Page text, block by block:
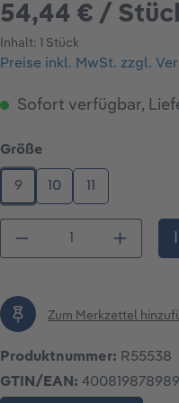
54,44 € /
Inhalt: 1 Stück
Preise inkl. MwSt. zzgl.
Sofort verfügbar,
Größe
9 10
Produkt Anzahl:
Zum Merkzettel
Produktnummer: R55538
GTIN/EAN: